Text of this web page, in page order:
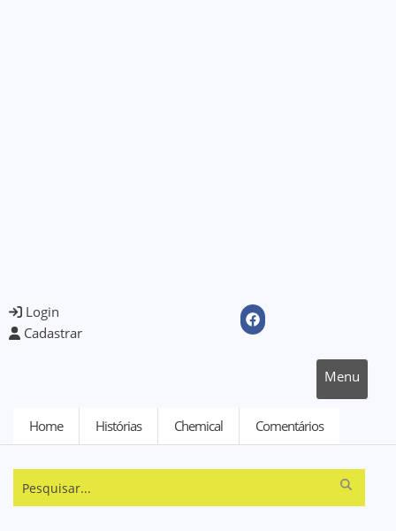
Login
Cadastrar
Menu
Home Histórias Chemical Comentários